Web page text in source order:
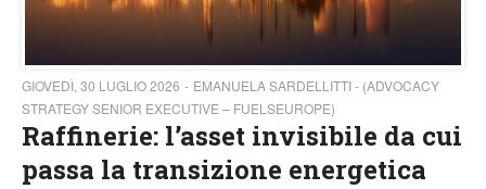
GIOVEDÌ, 30 LUGLIO 2026
EMANUELA SARDELLITTI - (ADVOCACY
STRATEGY SENIOR EXECUTIVE – FUELSEUROPE)
Raffinerie: l’asset invisibile da cui
passa la transizione energetica